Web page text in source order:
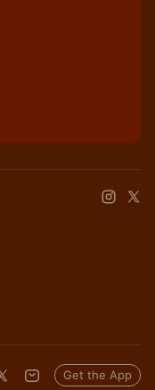
Get the App